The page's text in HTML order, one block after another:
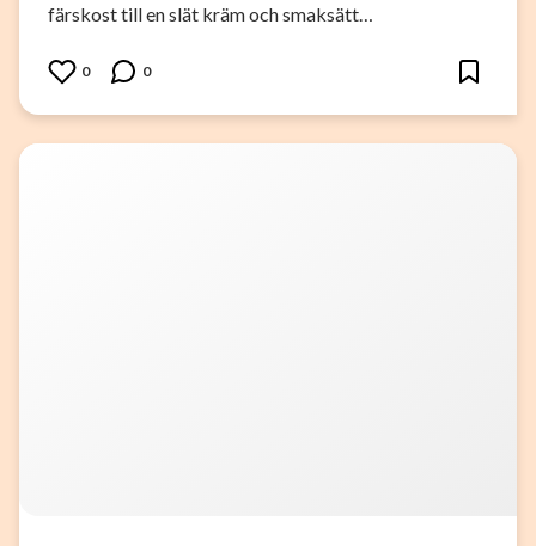
färskost till en slät kräm och smaksätt…
0 0